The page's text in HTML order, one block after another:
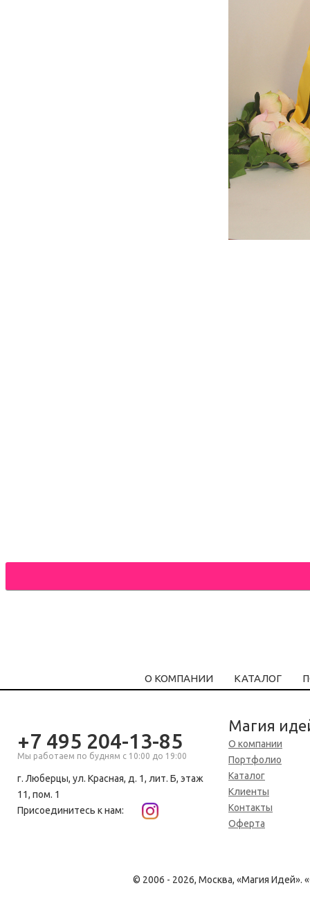
О КОМПАНИИ КАТАЛОГ
+7 495 204-13-85
Мы работаем по будням с 10:00 до 19:00
г. Люберцы, ул. Красная, д. 1, лит. Б, этаж
11, пом. 1
Присоединитесь к нам:
Магия
О компании
Портфолио
Каталог
Клиенты
Контакты
Оферта
© 2006 - 2026, Москва, «Магия Идей».